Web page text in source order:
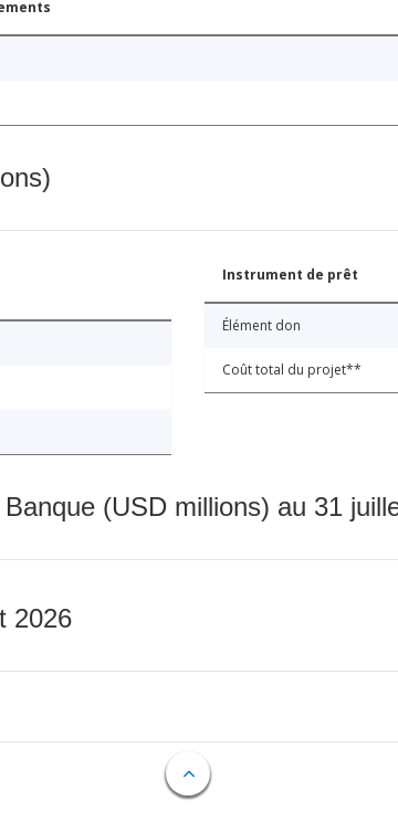
Instrument de prêt
Élément don
Coût total du projet**
(USD millions) au 31
2026